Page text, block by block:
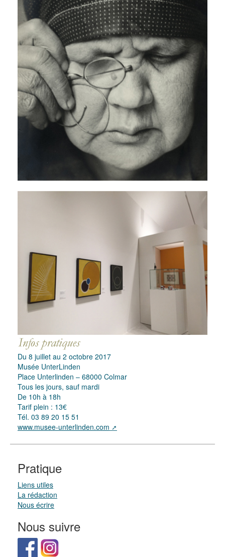
Du 8 juillet au 2 octobre 2017
Musée UnterLinden
Place Unterlinden – 68000 Colmar
Tous les jours, sauf mardi
De 10h à 18h
Tarif plein : 13€
Tél. 03 89 20 15 51
www.musee-unterlinden.com
Pratique
Liens utiles
La rédaction
Nous écrire
Nous suivre